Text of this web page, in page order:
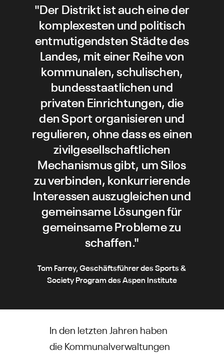
"Der Distrikt ist auch eine der
komplexesten und politisch
entmutigendsten Städte des
Landes, mit einer Reihe von
kommunalen, schulischen,
bundesstaatlichen und
privaten Einrichtungen, die
den Sport organisieren und
regulieren, ohne dass es einen
zivilgesellschaftlichen
Mechanismus gibt, um Silos
zu verbinden, konkurrierende
Interessen auszugleichen und
gemeinsame Lösungen für
gemeinsame Probleme zu
schaffen."
Tom Farrey, Geschäftsführer des Sports &
Society Program des Aspen Institute
In den letzten Jahren haben
die Kommunalverwaltungen